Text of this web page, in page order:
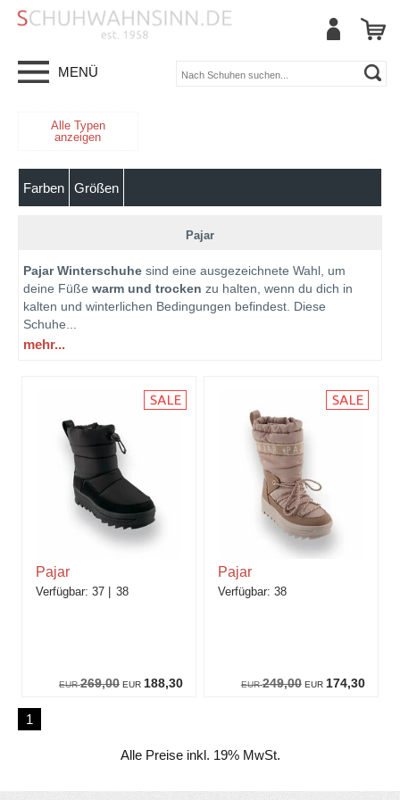
MENÜ
Alle Typen
anzeigen
Farben Größen
Pajar
Pajar Winterschuhe sind eine ausgezeichnete Wahl, um
deine Füße warm und trocken zu halten, wenn du dich in
kalten und winterlichen Bedingungen befindest. Diese
Schuhe
mehr...
EUR269,00EUR 188,30
Pajar
37 38
EUR249,00EUR 174,30
Pajar
38
1
Alle Preise inkl. 19% MwSt.